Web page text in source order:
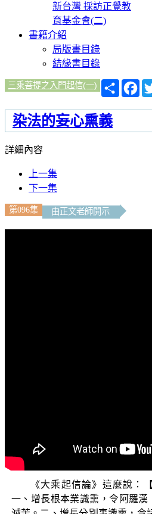
新台灣 採訪正覺教
育基金會(二)
書籍介紹
局版書目錄
結緣書目錄
三乘菩提之入門起信(一)
分
享
染法的妄心熏義
詳細內容
上一集
下一集
第096集 由正文老師開示
的。我們這一集就要來說明一下
麼樣的一個道裡呢？
《大乘起信論》這麼說：
一、增長根本業識熏，令阿羅漢